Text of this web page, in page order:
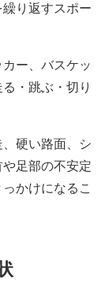
繰り返すスポー
ー、バスケッ
・跳ぶ・切り
硬い路面、シ
足部の不安定
かけになるこ